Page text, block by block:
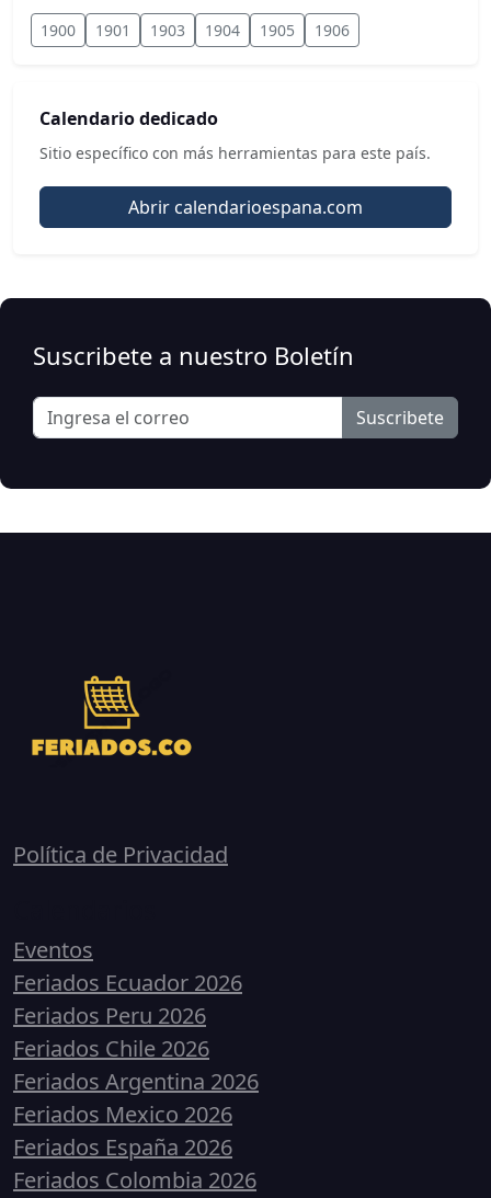
1900 1901 1903 1904 1905 1906
Calendario dedicado
Sitio específico con más herramientas para este país.
Abrir calendarioespana.com
Suscribete a nuestro Boletín
Suscribete
Política de Privacidad
Eventos
Feriados Ecuador 2026
Feriados Peru 2026
Feriados Chile 2026
Feriados Argentina 2026
Feriados Mexico 2026
Feriados España 2026
Feriados Colombia 2026